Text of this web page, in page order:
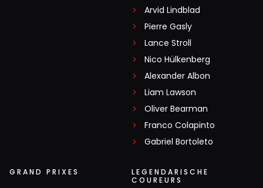
Arvid Lindblad
Pierre Gasly
Lance Stroll
Nico Hülkenberg
Alexander Albon
Liam Lawson
Oliver Bearman
Franco Colapinto
Gabriel Bortoleto
GRAND PRIXES
LEGENDARISCHE
COUREURS